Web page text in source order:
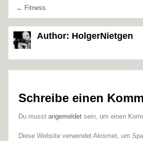
Beitragsnavigation
← Fitness
Author: HolgerNietgen
Schreibe einen
Du musst angemeldet sein, um einen
Diese Website verwendet Akismet, um